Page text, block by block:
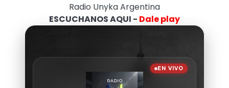
Radio Unyka Argentina
ESCUCHANOS AQUI - Dale play